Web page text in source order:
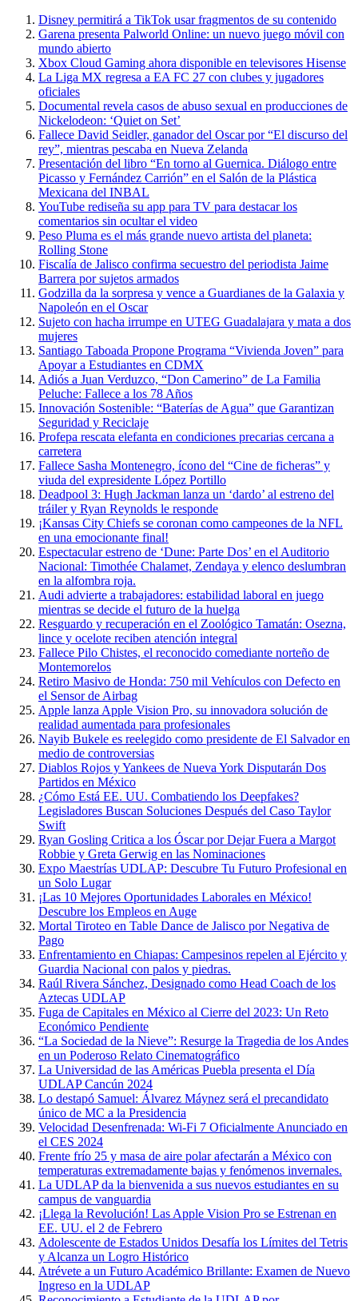
Disney permitirá a TikTok usar fragmentos de su contenido
Garena presenta Palworld Online: un nuevo juego móvil con
mundo abierto
Xbox Cloud Gaming ahora disponible en televisores Hisense
La Liga MX regresa a EA FC 27 con clubes y jugadores
oficiales
Documental revela casos de abuso sexual en producciones de
Nickelodeon: ‘Quiet on Set’
Fallece David Seidler, ganador del Oscar por “El discurso del
rey”, mientras pescaba en Nueva Zelanda
Presentación del libro “En torno al Guernica. Diálogo entre
Picasso y Fernández Carrión” en el Salón de la Plástica
Mexicana del INBAL
YouTube rediseña su app para TV para destacar los
comentarios sin ocultar el video
Peso Pluma es el más grande nuevo artista del planeta:
Rolling Stone
Fiscalía de Jalisco confirma secuestro del periodista Jaime
Barrera por sujetos armados
Godzilla da la sorpresa y vence a Guardianes de la Galaxia y
Napoleón en el Oscar
Sujeto con hacha irrumpe en UTEG Guadalajara y mata a dos
mujeres
Santiago Taboada Propone Programa “Vivienda Joven” para
Apoyar a Estudiantes en CDMX
Adiós a Juan Verduzco, “Don Camerino” de La Familia
Peluche: Fallece a los 78 Años
Innovación Sostenible: “Baterías de Agua” que Garantizan
Seguridad y Reciclaje
Profepa rescata elefanta en condiciones precarias cercana a
carretera
Fallece Sasha Montenegro, ícono del “Cine de ficheras” y
viuda del expresidente López Portillo
Deadpool 3: Hugh Jackman lanza un ‘dardo’ al estreno del
tráiler y Ryan Reynolds le responde
¡Kansas City Chiefs se coronan como campeones de la NFL
en una emocionante final!
Espectacular estreno de ‘Dune: Parte Dos’ en el Auditorio
Nacional: Timothée Chalamet, Zendaya y elenco deslumbran
en la alfombra roja.
Audi advierte a trabajadores: estabilidad laboral en juego
mientras se decide el futuro de la huelga
Resguardo y recuperación en el Zoológico Tamatán: Osezna,
lince y ocelote reciben atención integral
Fallece Pilo Chistes, el reconocido comediante norteño de
Montemorelos
Retiro Masivo de Honda: 750 mil Vehículos con Defecto en
el Sensor de Airbag
Apple lanza Apple Vision Pro, su innovadora solución de
realidad aumentada para profesionales
Nayib Bukele es reelegido como presidente de El Salvador en
medio de controversias
Diablos Rojos y Yankees de Nueva York Disputarán Dos
Partidos en México
¿Cómo Está EE. UU. Combatiendo los Deepfakes?
Legisladores Buscan Soluciones Después del Caso Taylor
Swift
Ryan Gosling Critica a los Óscar por Dejar Fuera a Margot
Robbie y Greta Gerwig en las Nominaciones
Expo Maestrías UDLAP: Descubre Tu Futuro Profesional en
un Solo Lugar
¡Las 10 Mejores Oportunidades Laborales en México!
Descubre los Empleos en Auge
Mortal Tiroteo en Table Dance de Jalisco por Negativa de
Pago
Enfrentamiento en Chiapas: Campesinos repelen al Ejército y
Guardia Nacional con palos y piedras.
Raúl Rivera Sánchez, Designado como Head Coach de los
Aztecas UDLAP
Fuga de Capitales en México al Cierre del 2023: Un Reto
Económico Pendiente
“La Sociedad de la Nieve”: Resurge la Tragedia de los Andes
en un Poderoso Relato Cinematográfico
La Universidad de las Américas Puebla presenta el Día
UDLAP Cancún 2024
Lo destapó Samuel: Álvarez Máynez será el precandidato
único de MC a la Presidencia
Velocidad Desenfrenada: Wi-Fi 7 Oficialmente Anunciado en
el CES 2024
Frente frío 25 y masa de aire polar afectarán a México con
temperaturas extremadamente bajas y fenómenos invernales.
La UDLAP da la bienvenida a sus nuevos estudiantes en su
campus de vanguardia
¡Llega la Revolución! Las Apple Vision Pro se Estrenan en
EE. UU. el 2 de Febrero
Adolescente de Estados Unidos Desafía los Límites del Tetris
y Alcanza un Logro Histórico
Atrévete a un Futuro Académico Brillante: Examen de Nuevo
Ingreso en la UDLAP